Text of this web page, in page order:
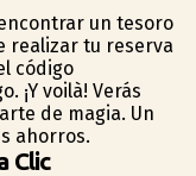
un tesoro
realizar tu reserva
código
¡Y voilà! Verás
de magia. Un
ahorros.
Clic